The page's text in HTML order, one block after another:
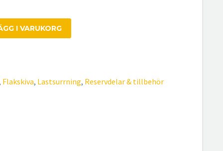
I VARUKORG
Flakskiva, Lastsurrning, Reservdelar & tillbehör